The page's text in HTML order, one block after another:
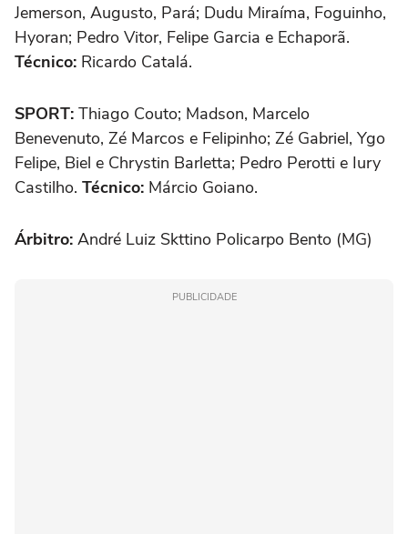
Jemerson, Augusto, Pará; Dudu Miraíma, Foguinho,
Hyoran; Pedro Vitor, Felipe Garcia e Echaporã.
Técnico: Ricardo Catalá.
SPORT: Thiago Couto; Madson, Marcelo
Benevenuto, Zé Marcos e Felipinho; Zé Gabriel, Ygo
Felipe, Biel e Chrystin Barletta; Pedro Perotti e Iury
Castilho. Técnico: Márcio Goiano.
Árbitro: André Luiz Skttino Policarpo Bento (MG)
PUBLICIDADE